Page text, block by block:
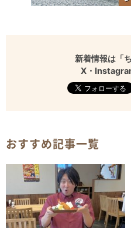
新着情報は「
X・
おすすめ記事一覧